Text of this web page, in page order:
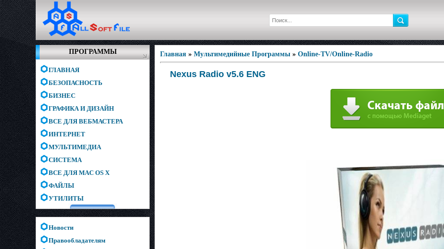
ПРОГРАММЫ
ГЛАВНАЯ
БЕЗОПАСНОСТЬ
БИЗНЕС
ГРАФИКА И ДИЗАЙН
ВСЕ ДЛЯ ВЕБМАСТЕРА
ИНТЕРНЕТ
МУЛЬТИМЕДИА
СИСТЕМА
ВСЕ ДЛЯ MAC OS X
ФАЙЛЫ
УТИЛИТЫ
Новости
Правообладателям
Главная » Мультимедийные Программы » Online-TV/Online-Radio
Nexus Radio v5.6 ENG